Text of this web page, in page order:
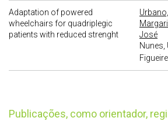
Adaptation of powered
wheelchairs for quadriplegic
patients with reduced strenght
José
Nunes,
publicações, como orientador,